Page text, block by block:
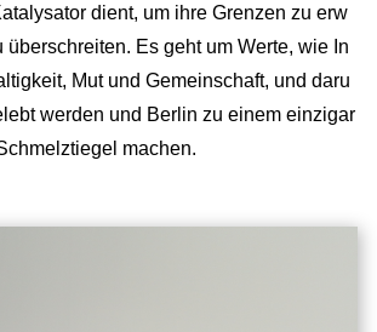
dient, um ihre Grenzen zu erw
überschreiten. Es geht um Werte, wie In
Mut und Gemeinschaft, und daru
werden und Berlin zu einem einzigar
machen.